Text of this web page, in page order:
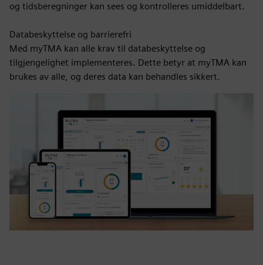
og tidsberegninger kan sees og kontrolleres umiddelbart.
Databeskyttelse og barrierefri
Med myTMA kan alle krav til databeskyttelse og
tilgjengelighet implementeres. Dette betyr at myTMA kan
brukes av alle, og deres data kan behandles sikkert.